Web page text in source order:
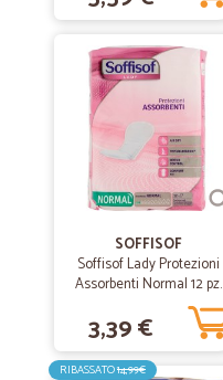
SOFFISOF
Soffisof Lady Protezioni
Assorbenti Normal 12 pz.
3,39 €
RIBASSATO14,99€